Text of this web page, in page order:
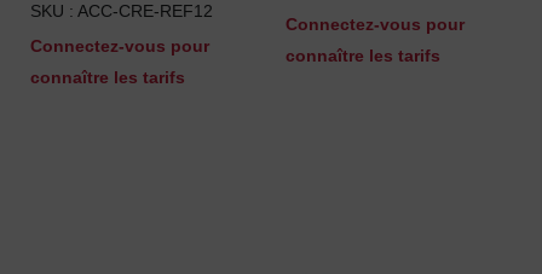
SKU : ACC-CRE-REF12
Connectez-vous pour
connaître les tarifs
Connectez-vous pour
connaître les tarifs